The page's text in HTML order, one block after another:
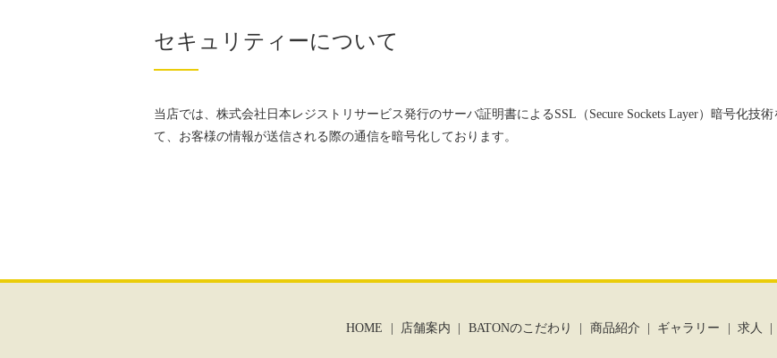
セキュリティーについて
当店では、株式会社日本レジストリサービス発行のサーバ証明書によるSSL（Secure Sockets Layer）暗号化技術
て、お客様の情報が送信される際の通信を暗号化しております。
HOME 店舗案内 BATONのこだわり 商品紹介 ギャラリー 求人